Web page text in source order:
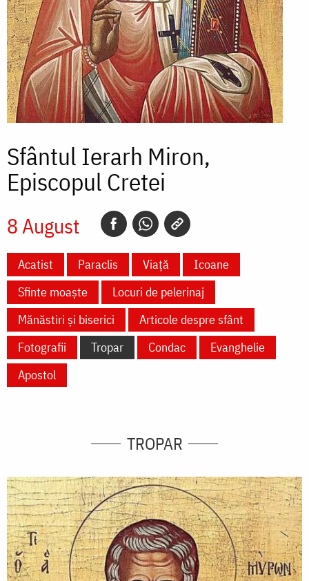
Sfântul Ierarh Miron,
Episcopul Cretei
8 August
Acatist Paraclis Viață
Icoane
Sfinte moaște
Locuri de pelerinaj
Mănăstiri și biserici
Articole despre sfânt
Fotografii
Tropar Condac
Evanghelie
Apostol
TROPAR